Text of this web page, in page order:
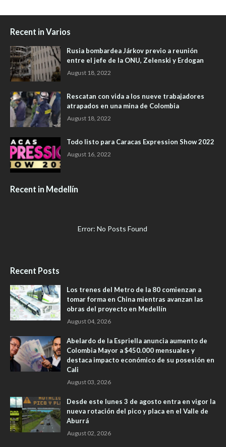
Recent in Varios
Rusia bombardea Járkov previo a reunión
entre el jefe de la ONU, Zelenski y Erdogan
August 18, 2022
Rescatan con vida a los nueve trabajadores
atrapados en una mina de Colombia
August 18, 2022
Todo listo para Caracas Expression Show 2022
August 16, 2022
Recent in Medellín
Error: No Posts Found
Recent Posts
Los trenes del Metro de la 80 comienzan a
tomar forma en China mientras avanzan las
obras del proyecto en Medellín
August 04, 2026
Abelardo de la Espriella anuncia aumento de
Colombia Mayor a $450.000 mensuales y
destaca impacto económico de su posesión en
Cali
August 03, 2026
Desde este lunes 3 de agosto entra en vigor la
nueva rotación del pico y placa en el Valle de
Aburrá
August 02, 2026